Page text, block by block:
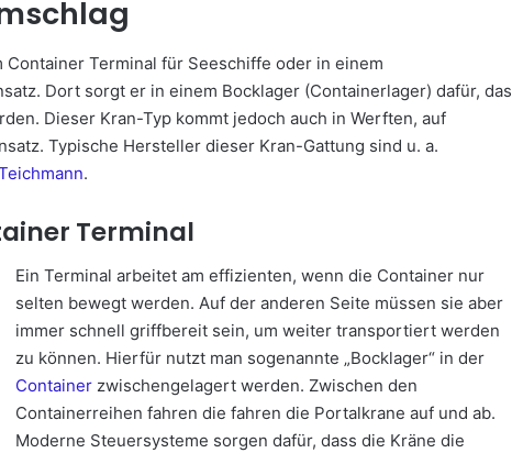
Terminal für Seeschiffe oder in einem
Dort sorgt er in einem Bocklager (Containerlager) dafür, das
Dieser Kran-Typ kommt jedoch auch in Werften, auf
Typische Hersteller dieser Kran-Gattung sind u. a.
.
Terminal
Ein Terminal arbeitet am effizienten, wenn die Container nur
selten bewegt werden. Auf der anderen Seite müssen sie aber
immer schnell griffbereit sein, um weiter transportiert werden
zu können. Hierfür nutzt man sogenannte „Bocklager“ in der
Container zwischengelagert werden. Zwischen den
Containerreihen fahren die fahren die Portalkrane auf und ab.
Moderne Steuersysteme sorgen dafür, dass die Kräne die